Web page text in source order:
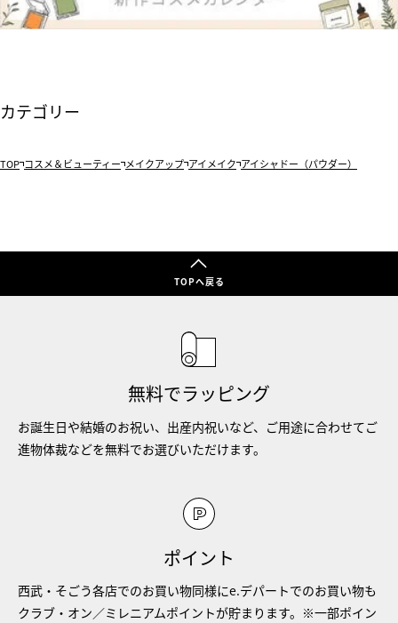
カテゴリー
TOP コスメ＆ビューティー メイクアップ アイメイク アイシャドー（パウダー）
TOPへ戻る
無料でラッピング
お誕生日や結婚のお祝い、出産内祝いなど、ご用途に合わせてご
進物体裁などを無料でお選びいただけます。
ポイント
西武・そごう各店でのお買い物同様にe.デパートでのお買い物も
クラブ・オン／ミレニアムポイントが貯まります。※一部ポイン